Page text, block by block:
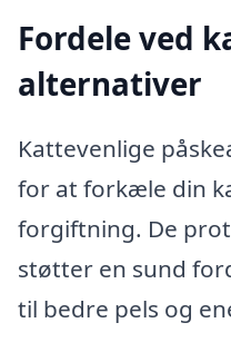
Fordele ved
alternativer
Kattevenlige
for at forkæle din
forgiftning. De
støtter en sund
til bedre pels og